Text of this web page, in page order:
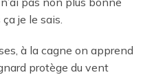
je le sais.
à la cagne on apprend
protège du vent